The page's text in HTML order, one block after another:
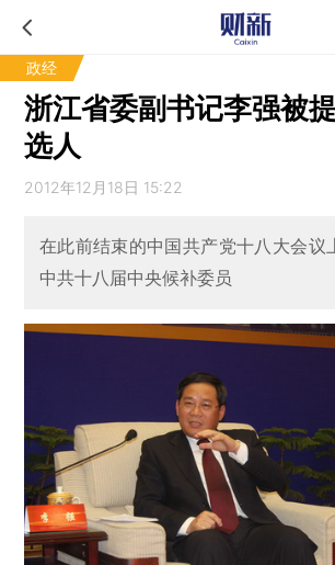
政经
浙江省委副书记李强被
选人
2012年12月18日 15:22
在此前结束的中国共产党十八大会议
中共十八届中央候补委员